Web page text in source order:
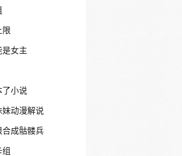
限
是女主
了小说
动漫解说
合成骷髅兵